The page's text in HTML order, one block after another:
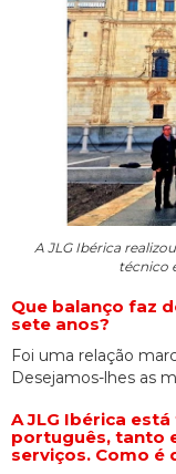
A JLG Ibérica
técnico
Que balanço faz
sete anos?
Foi uma relação
Desejamos-lhes as
A JLG Ibérica
português, tanto
serviços. Como é